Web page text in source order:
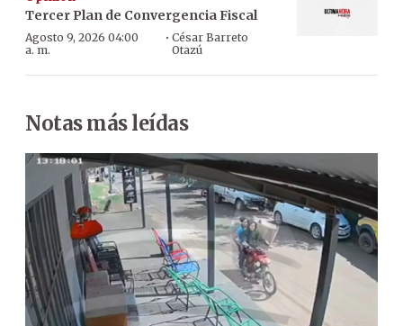
Tercer Plan de Convergencia Fiscal
Agosto 9, 2026 04:00
a. m.
·César Barreto
Otazú
Notas más leídas